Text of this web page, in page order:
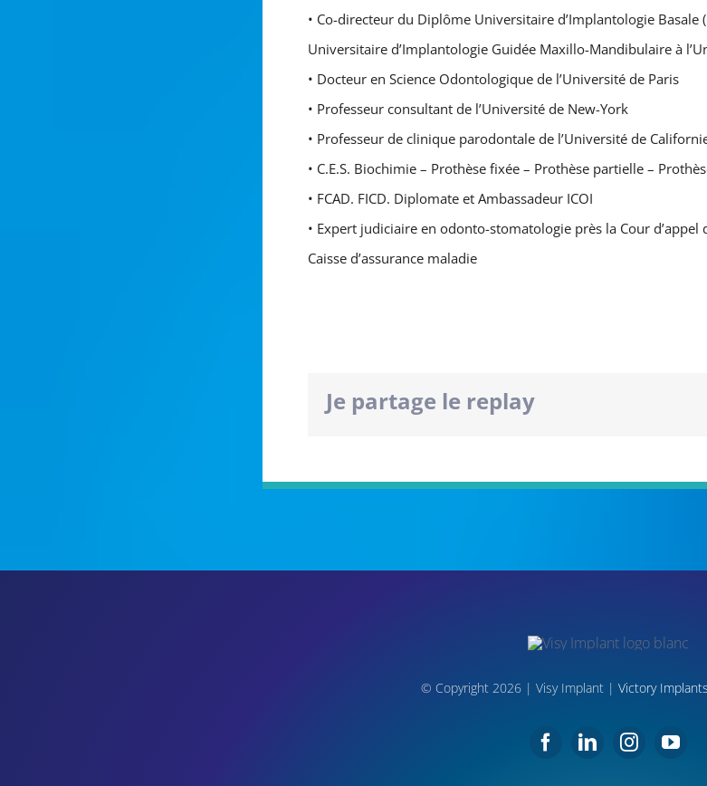
• Co-directeur du Diplôme Universitaire d’Implantologie Basale
Universitaire d’Implantologie Guidée Maxillo-Mandibulaire à
• Docteur en Science Odontologique de l’Université de Paris
• Professeur consultant de l’Université de New-York
• Professeur de clinique parodontale de l’Université de
• C.E.S. Biochimie – Prothèse fixée – Prothèse partielle –
• FCAD. FICD. Diplomate et Ambassadeur ICOI
• Expert judiciaire en odonto-stomatologie près la Cour d’appel
Caisse d’assurance maladie
Je partage le replay
© Copyright 2026 | Visy Implant |Victory Implants